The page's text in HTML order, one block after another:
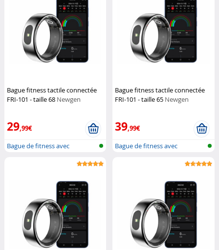
Bague fitness tactile connectée
FRI-101 - taille 68 Newgen
29,99€
Bague de fitness avec
Bague fitness tactile connectée
FRI-101 - taille 65 Newgen
39,99€
Bague de fitness avec